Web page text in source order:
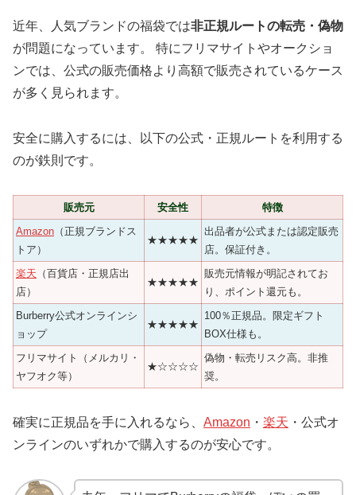
近年、人気ブランドの福袋では非正規ルートの転売・偽物
が問題になっています。 特にフリマサイトやオークショ
ンでは、公式の販売価格より高額で販売されているケース
が多く見られます。
安全に購入するには、以下の公式・正規ルートを利用する
のが鉄則です。
販売元 安全性
特徴
Amazon （正規ブランドス
トア）
★★★★★
出品者が公式または認定販売
店。保証付き。
楽天 （百貨店・正規店出
店）
★★★★★
販売元情報が明記されてお
り、ポイント還元も。
Burberry公式オンラインシ
ョップ
★★★★★
100％正規品。限定ギフト
BOX仕様も。
フリマサイト（メルカリ・
ヤフオク等）
★☆☆☆☆
偽物・転売リスク高。非推
奨。
確実に正規品を手に入れるなら、 Amazon ・ 楽天 ・公式オ
ンラインのいずれかで購入するのが安心です。